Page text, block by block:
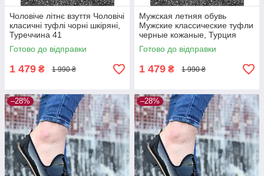
Чоловіче літнє взуття Чоловічі
класичні туфлі чорні шкіряні,
Туреччина 41
Готово до відправки
1 479 ₴ 1 990 ₴
Мужская летняя обувь
Мужские классические туфли
черные кожаные, Турция
Готово до відправки
1 479 ₴ 1 990 ₴
–28% –28%